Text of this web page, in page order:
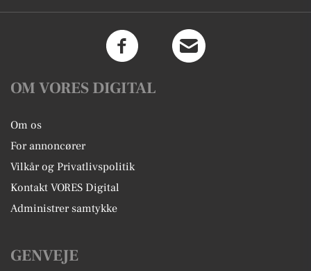
OM VORES DIGITAL
Om os
For annoncører
Vilkår og Privatlivspolitik
Kontakt VORES Digital
Administrer samtykke
GENVEJE